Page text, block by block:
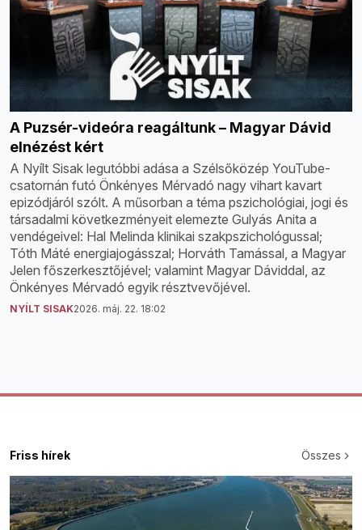
A Puzsér-videóra reagáltunk – Magyar Dávid
elnézést kért
A Nyílt Sisak legutóbbi adása a Szélsőközép YouTube-
csatornán futó Önkényes Mérvadó nagy vihart kavart
epizódjáról szólt. A műsorban a téma pszichológiai, jogi és
társadalmi következményeit elemezte Gulyás Anita a
vendégeivel: Hal Melinda klinikai szakpszichológussal;
Tóth Máté energiajogásszal; Horváth Tamással, a Magyar
Jelen főszerkesztőjével; valamint Magyar Dáviddal, az
Önkényes Mérvadó egyik résztvevőjével.
NYÍLT SISAK2026. máj. 22. 18:02
Friss hírek Összes